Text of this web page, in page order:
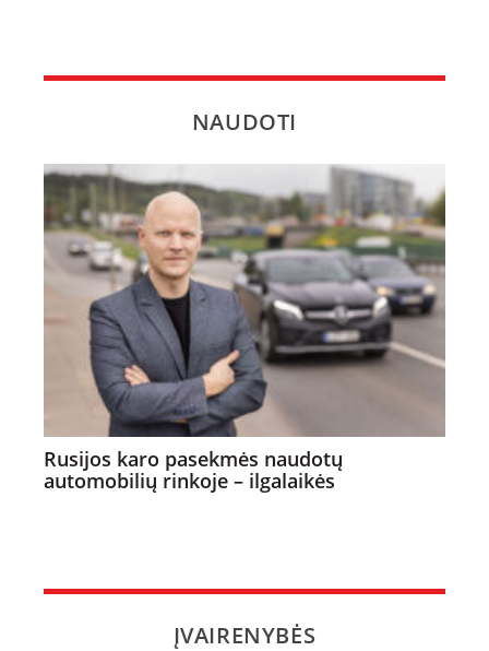
NAUDOTI
Rusijos karo pasekmės naudotų
automobilių rinkoje – ilgalaikės
ĮVAIRENYBĖS